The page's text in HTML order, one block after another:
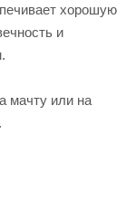
хорошую
и
мачту или на